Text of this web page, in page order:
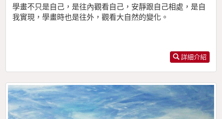
學畫不只是自己，是往內觀看自己，安靜跟自己相處，是自
我實現，學畫時也是往外，觀看大自然的變化。
詳細介紹